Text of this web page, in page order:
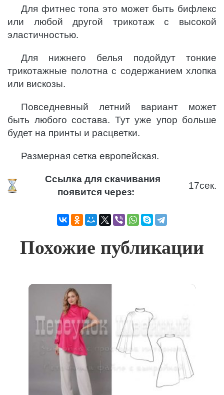
Для фитнес топа это может быть бифлекс
или любой другой трикотаж с высокой
эластичностью.
Для нижнего белья подойдут тонкие
трикотажные полотна с содержанием хлопка
или вискозы.
Повседневный летний вариант может
быть любого состава. Тут уже упор больше
будет на принты и расцветки.
Размерная сетка европейская.
Ссылка для скачивания
появится через:
17сек.
Похожие публикации